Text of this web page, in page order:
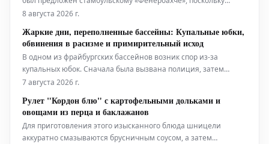
форвард активно ищет новый клуб на предстоящий сезон
возможность перехода в Саудовскую Аравию также
становится всё более реальным вариант
8 августа 2026 г.
Жаркие дни, переполненные бассейны: Купальные юбки,
обвинения в расизме и примирительный исход
В одном из фрайбургских бассейнов возник спор из-за
купальных юбок. Сначала была вызвана полиция, затем
состоялся диалог. Это лишь один из примеров того, какие
период.
7 августа 2026 г.
Рулет "Кордон блю" с картофельными дольками и
овощами из перца и баклажанов
Для приготовления этого изысканного блюда шницели
аккуратно смазываются брусничным соусом, а затем